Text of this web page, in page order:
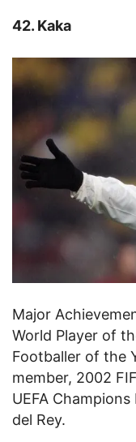
42. Kaka
Major
World Player of
Footballer of the
member, 2002
UEFA
del Rey.